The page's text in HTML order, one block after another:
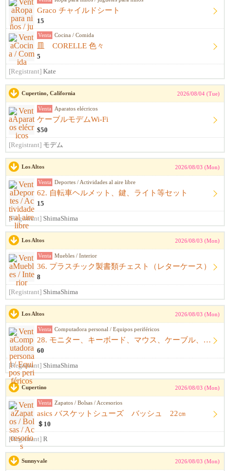
Graco チャイルドシート
15
Venta Cocina / Comida
皿 CORELLE 色々
5
[Registrant] Kate
Cupertino, California 2026/08/04 (Tue)
Venta Aparatos elécricos
ケーブルモデムWi-Fi
$50
[Registrant] モデム
Los Altos 2026/08/03 (Mon)
Venta Deportes / Actividades al aire libre
62. 自転車ヘルメット、鍵、ライト等セット
15
[Registrant] ShimaShima
Los Altos 2026/08/03 (Mon)
Venta Muebles / Interior
36. プラスチック製書類チェスト（レターケース）
8
[Registrant] ShimaShima
Los Altos 2026/08/03 (Mon)
Venta Computadora personal / Equipos periféricos
28. モニター、キーボード、マウス、ケーブル、アームレスト一式
60
[Registrant] ShimaShima
Cupertino 2026/08/03 (Mon)
Venta Zapatos / Bolsas / Accesorios
asics バスケットシューズ バッシュ 22㎝
＄10
[Registrant] R
Sunnyvale 2026/08/03 (Mon)